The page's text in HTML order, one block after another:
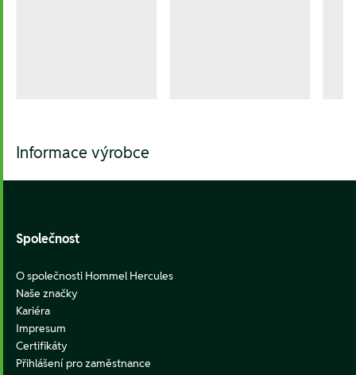
Informace výrobce
Footer
Společnost
O společnosti Hommel Hercules
Naše značky
Kariéra
Impresum
Certifikáty
Přihlášení pro zaměstnance